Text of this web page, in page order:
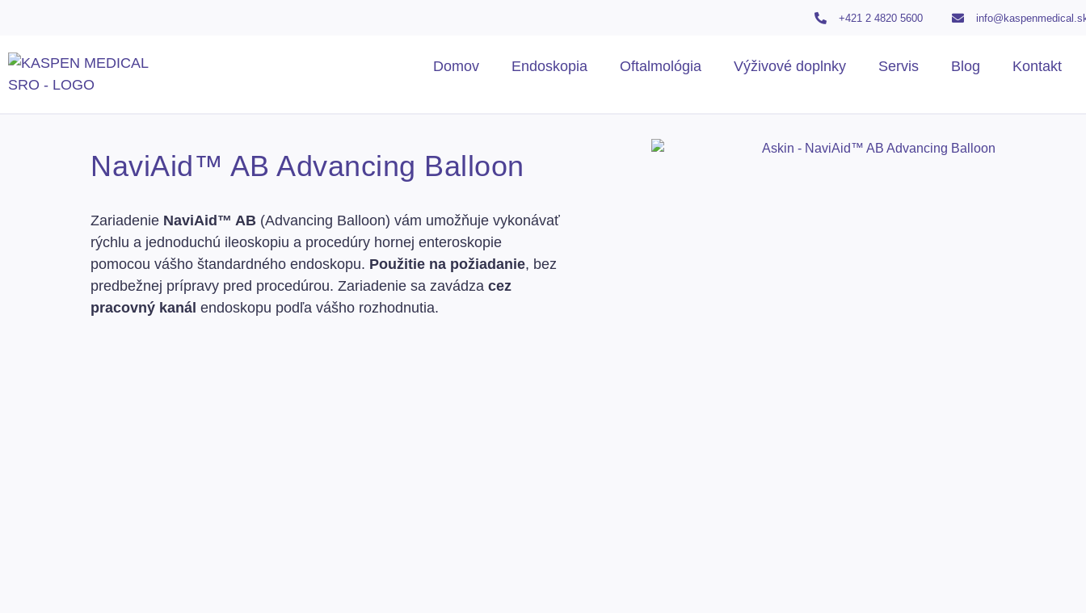
+421 2 4820 5600
Domov Endoskopia Oftalmológia Výživové doplnky Servis Blog Kontakt
NaviAid™ AB Advancing Balloon
Zariadenie NaviAid™ AB (Advancing Balloon) vám umožňuje vykonávať
rýchlu a jednoduchú ileoskopiu a procedúry hornej enteroskopie
pomocou vášho štandardného endoskopu. Použitie na požiadanie, bez
predbežnej prípravy pred procedúrou. Zariadenie sa zavádza cez
pracovný kanál endoskopu podľa vášho rozhodnutia.